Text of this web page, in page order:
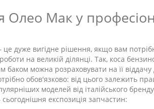
Мак у
дуже вигідне рішення, якщо вам
на великій ділянці. Так, коса
можна розраховувати на її віддачу
обов'язково: від цього залежить
моделей від італійського
експозиція запчастин: